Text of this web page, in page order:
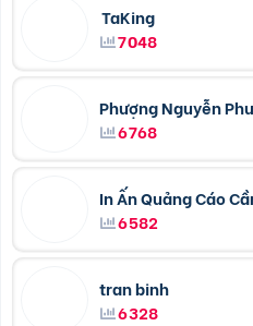
TaKing
7048
Phượng Nguyễn
6768
In Ấn Quảng Cáo
6582
tran binh
6328